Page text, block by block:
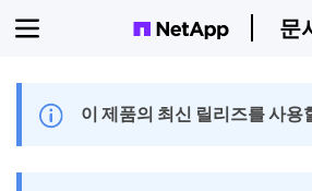
문
이 제품의 최신 릴리즈를 사용